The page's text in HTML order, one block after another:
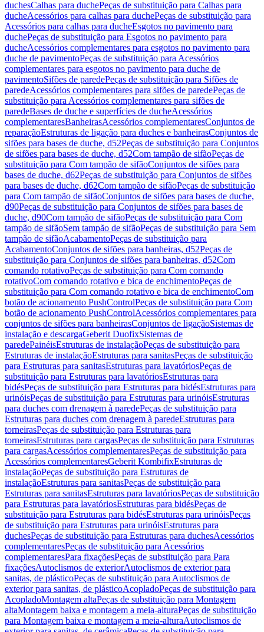
duchesCalhas para duchePeças de substituição para Calhas para
ducheAcessórios para calhas para duchePeças de substituição para
Acessórios para calhas para ducheEsgotos no pavimento para
duchePeças de substituição para Esgotos no pavimento para
ducheAcessórios complementares para esgotos no pavimento para
duche de pavimentoPeças de substituição para Acessórios
complementares para esgotos no pavimento para duche de
pavimentoSifões de paredePeças de substituição para Sifões de
paredeAcessórios complementares para sifões de paredePeças de
substituição para Acessórios complementares para sifões de
paredeBases de duche e superfícies de ducheAcessórios
complementaresBanheirasAcessórios complementaresConjuntos de
reparaçãoEstruturas de ligação para duches e banheirasConjuntos de
sifões para bases de duche, d52Peças de substituição para Conjuntos
de sifões para bases de duche, d52Com tampão de sifãoPeças de
substituição para Com tampão de sifãoConjuntos de sifões para
bases de duche, d62Peças de substituição para Conjuntos de sifões
para bases de duche, d62Com tampão de sifãoPeças de substituição
para Com tampão de sifãoConjuntos de sifões para bases de duche,
d90Peças de substituição para Conjuntos de sifões para bases de
duche, d90Com tampão de sifãoPeças de substituição para Com
tampão de sifãoSem tampão de sifãoPeças de substituição para Sem
tampão de sifãoAcabamentoPeças de substituição para
AcabamentoConjuntos de sifões para banheiras, d52Peças de
substituição para Conjuntos de sifões para banheiras, d52Com
comando rotativoPeças de substituição para Com comando
rotativoCom comando rotativo e bica de enchimentoPeças de
substituição para Com comando rotativo e bica de enchimentoCom
botão de acionamento PushControlPeças de substituição para Com
botão de acionamento PushControlAcessórios complementares para
conjuntos de sifões para banheirasConjuntos de ligaçãoSistemas de
instalação e descargaGeberit DuofixSistemas de
paredePainéisEstruturas de instalaçãoPeças de substituição para
Estruturas de instalaçãoEstruturas para sanitasPeças de substituição
para Estruturas para sanitasEstruturas para lavatóriosPeças de
substituição para Estruturas para lavatóriosEstruturas para
bidésPeças de substituição para Estruturas para bidésEstruturas para
urinóisPeças de substituição para Estruturas para urinóisEstruturas
para duches com drenagem à paredePeças de substituição para
Estruturas para duches com drenagem à paredeEstruturas para
torneirasPeças de substituição para Estruturas para
torneirasEstruturas para cargasPeças de substituição para Estruturas
para cargasAcessórios complementaresPeças de substituição para
Acessórios complementaresGeberit KombifixEstruturas de
instalaçãoPeças de substituição para Estruturas de
instalaçãoEstruturas para sanitasPeças de substituição para
Estruturas para sanitasEstruturas para lavatóriosPeças de substituição
para Estruturas para lavatóriosEstruturas para bidésPeças de
substituição para Estruturas para bidésEstruturas para urinóisPeças
de substituição para Estruturas para urinóisEstruturas para
duchesPeças de substituição para Estruturas para duchesAcessórios
complementaresPeças de substituição para Acessórios
complementaresPara fixaçõesPeças de substituição para Para
fixaçõesAutoclismos de exteriorAutoclismos de exterior para
sanitas, de plásticoPeças de substituição para Autoclismos de
exterior para sanitas, de plásticoAcopladoPeças de substituição para
AcopladoMontagem altaPeças de substituição para Montagem
altaMontagem baixa e montagem a meia-alturaPeças de substituição
para Montagem baixa e montagem a meia-alturaAutoclismos de